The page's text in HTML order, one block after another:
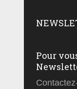
Pour